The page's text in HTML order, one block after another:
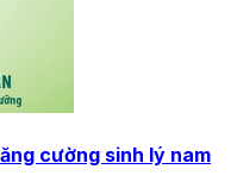
cường sinh lý nam